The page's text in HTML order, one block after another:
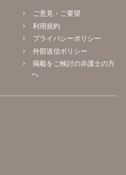
ご意見・ご要望
利用規約
プライバシーポリシー
外部送信ポリシー
掲載をご検討の弁護士の方
へ